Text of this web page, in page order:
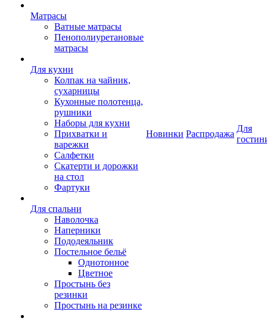
Матрасы
Ватные матрасы
Пенополиуретановые
матрасы
Для кухни
Колпак на чайник,
сухарницы
Кухонные полотенца,
рушники
Наборы для кухни
Прихватки и
варежки
Салфетки
Скатерти и дорожки
на стол
Фартуки
Для спальни
Наволочка
Наперники
Пододеяльник
Постельное бельё
Однотонное
Цветное
Простынь без
резинки
Простынь на резинке
Новинки Распродажа
Для